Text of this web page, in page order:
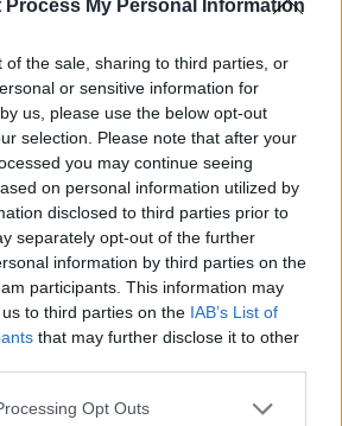
Process My Personal Information
of the sale, sharing to third parties, or
or sensitive information for
us, please use the below opt-out
selection. Please note that after your
you may continue seeing
on personal information utilized by
disclosed to third parties prior to
separately opt-out of the further
information by third parties on the
participants. This information may
to third parties on the IAB’s List of
that may further disclose it to other
Opt Outs
népviseletbe öltözött gyerekek
házaspárt, ősi szokás szerint
őket, majd a Magyar-Kínai Két
Iskola és Gimnázium diákjai
Egy rövid kulturális műsorra is
Táncegyüttes előadásában. A
hírarchívumához
előfizetéses